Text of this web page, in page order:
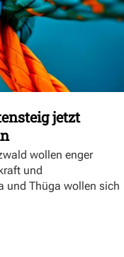
jetzt
wollen enger
und
und Thüga wollen sich